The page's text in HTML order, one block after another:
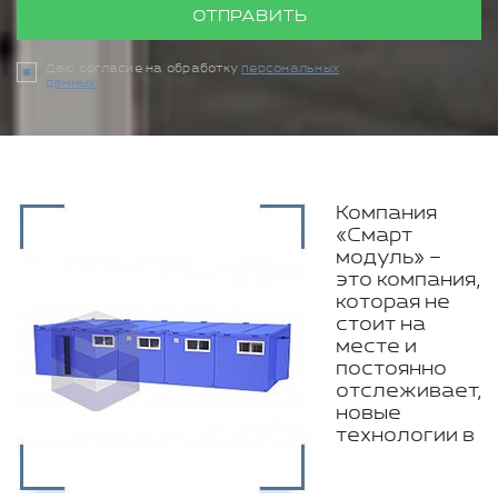
ОТПРАВИТЬ
Даю согласие на обработкуперсональных
данных
Компания
«Смарт
модуль» –
это компания,
которая не
стоит на
месте и
постоянно
отслеживает,
новые
технологии в